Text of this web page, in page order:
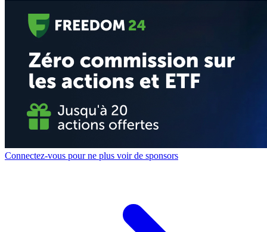
Connectez-vous pour ne plus voir de sponsors